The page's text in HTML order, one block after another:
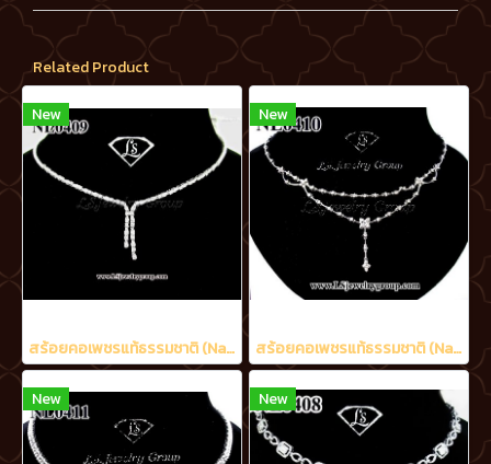
Related Product
New
สร้อยคอเพชรแท้ธรรมชาติ (Natural Diamonds) 1.70 Ct.
New
สร้อยคอเพชรแท้ธรรมชาติ (Natural Diamonds) 2.02 Ct.
New New